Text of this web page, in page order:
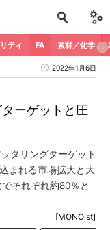
ティ FA 素材／化学
2022年1月6日
ーゲットと圧
タリングターゲット
まれる市場拡大と大
それぞれ約80％と
[MONOist]